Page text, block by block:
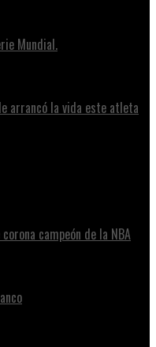
Mundial.
arrancó la vida este atleta
campeón de la NBA